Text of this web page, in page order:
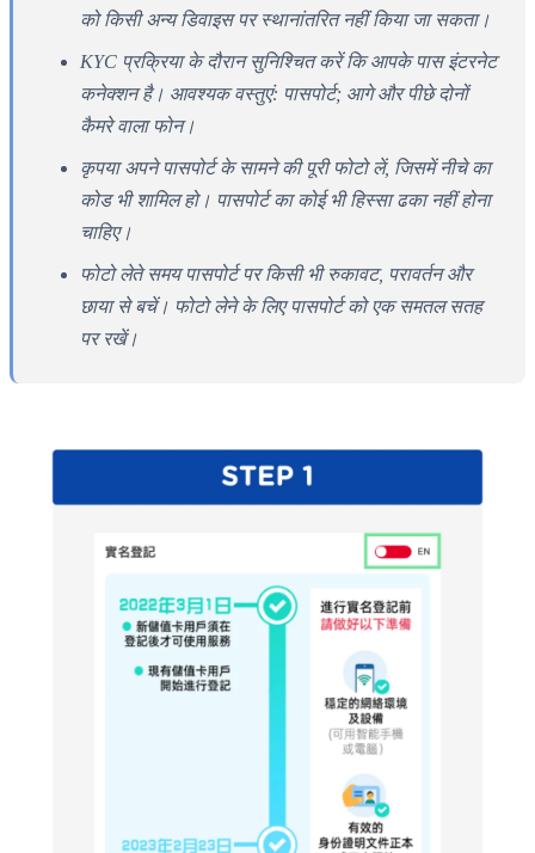
को किसी अन्य डिवाइस पर स्थानांतरित नहीं किया जा सकता।
KYC प्रक्रिया के दौरान सुनिश्चित करें कि आपके पास इंटरनेट
कनेक्शन है। आवश्यक वस्तुएं: पासपोर्ट; आगे और पीछे दोनों
कैमरे वाला फोन।
कृपया अपने पासपोर्ट के सामने की पूरी फोटो लें, जिसमें नीचे का
कोड भी शामिल हो। पासपोर्ट का कोई भी हिस्सा ढका नहीं होना
चाहिए।
फोटो लेते समय पासपोर्ट पर किसी भी रुकावट, परावर्तन और
छाया से बचें। फोटो लेने के लिए पासपोर्ट को एक समतल सतह
पर रखें।